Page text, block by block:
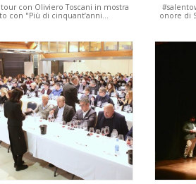
tour con Oliviero Toscani in mostra
con "Più di cinquant’anni…
onore di